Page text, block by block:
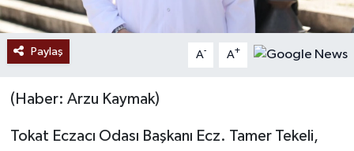
Paylaş A- A+
(Haber: Arzu Kaymak)
Tokat Eczacı Odası Başkanı Ecz. Tamer Tekeli,